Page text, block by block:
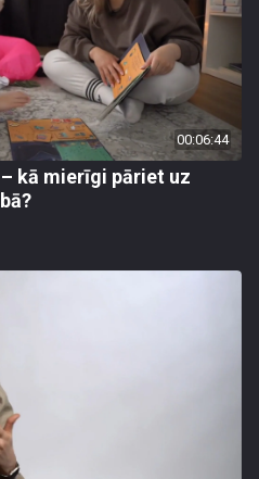
00:06:44
kā mierīgi pāriet uz